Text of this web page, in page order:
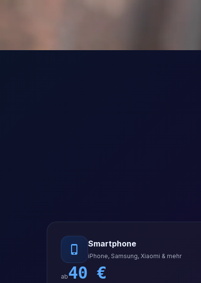
Smartphone
iPhone, Samsung, Xiaomi & mehr
ab40 €